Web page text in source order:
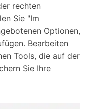
rechten
Sie "Im
Optionen,
Bearbeiten
Tools, die auf der
Sie Ihre